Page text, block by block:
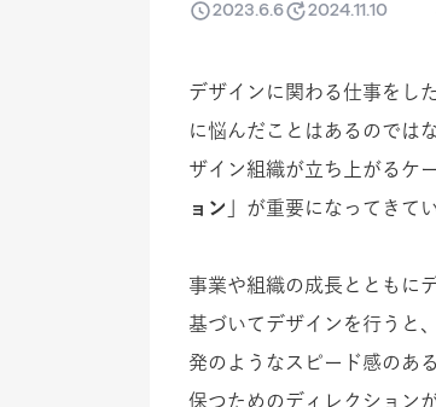
2023.6.6 2024.11.10
デザインに関わる仕事をし
に悩んだことはあるのでは
ザイン組織が立ち上がるケ
ョン」 が重要になってきて
事業や組織の成長とともに
基づいてデザインを行うと、
発のようなスピード感のあ
保つためのディレクション